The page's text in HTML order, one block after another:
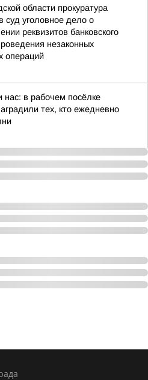
области прокуратура
суд уголовное дело о
реквизитов банковского
незаконных
операций
нас: в рабочем посёлке
тех, кто ежедневно